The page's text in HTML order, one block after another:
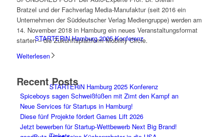
STARTERiN Hamburg 2025 Konferenz
STARTERiN Hamburg 2025 Konferenz
Bratzel und der Fachverlag Media-Manufaktur (seit 2016 ein
Unternehmen der Süddeutscher Verlag Mediengruppe) werden am
14. November 2018 in Hamburg ein neues Veranstaltungsformat
starten – die Zukunftsplattform Mobility Circle.
Weiterlesen
Recent Posts
Spiceboys sagen Schweißfüßen mit Zimt den Kampf an
Neue Services für Startups in Hamburg!
Diese fünf Projekte fördert Games Lift 2026
Jetzt bewerben für Startup-Wettbewerb Next Big Brand!